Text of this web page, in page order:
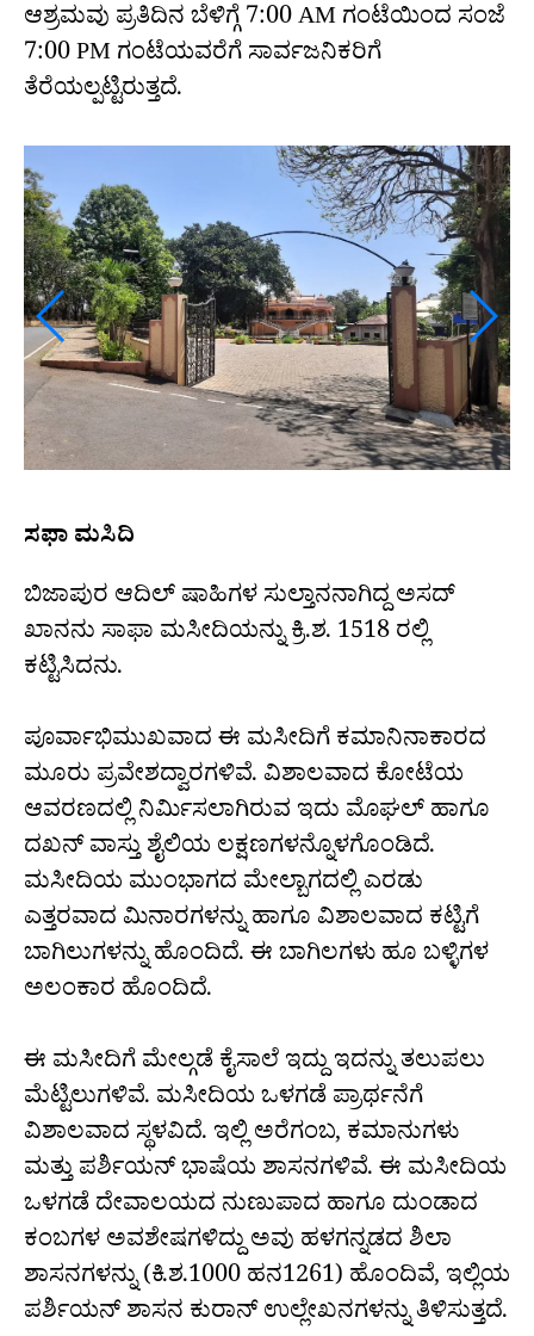
ಆಶ್ರಮವು ಪ್ರತಿದಿನ ಬೆಳಿಗ್ಗೆ 7:00 AM ಗಂಟೆಯಿಂದ ಸಂಜೆ
7:00 PM ಗಂಟೆಯವರೆಗೆ ಸಾರ್ವಜನಿಕರಿಗೆ
ತೆರೆಯಲ್ಪಟ್ಟಿರುತ್ತದೆ.
ಸಫಾ ಮಸಿದಿ
ಬಿಜಾಪುರ ಆದಿಲ್‌ ಷಾಹಿಗಳ ಸುಲ್ತಾನನಾಗಿದ್ದ ಅಸದ್
ಖಾನನು ಸಾಫಾ ಮಸೀದಿಯನ್ನು ಕ್ರಿ.ಶ. 1518 ರಲ್ಲಿ
ಕಟ್ಟಿಸಿದನು.
ಪೂರ್ವಾಭಿಮುಖವಾದ ಈ ಮಸೀದಿಗೆ ಕಮಾನಿನಾಕಾರದ
ಮೂರು ಪ್ರವೇಶದ್ವಾರಗಳಿವೆ. ವಿಶಾಲವಾದ ಕೋಟೆಯ
ಆವರಣದಲ್ಲಿ ನಿರ್ಮಿಸಲಾಗಿರುವ ಇದು ಮೊಘಲ್ ಹಾಗೂ
ದಖನ್ ವಾಸ್ತು ಶೈಲಿಯ ಲಕ್ಷಣಗಳನ್ನೊಳಗೊಂಡಿದೆ.
ಮಸೀದಿಯ ಮುಂಭಾಗದ ಮೇಲ್ಬಾಗದಲ್ಲಿ ಎರಡು
ಎತ್ತರವಾದ ಮಿನಾರಗಳನ್ನು ಹಾಗೂ ವಿಶಾಲವಾದ ಕಟ್ಟಿಗೆ
ಬಾಗಿಲುಗಳನ್ನು ಹೊಂದಿದೆ. ಈ ಬಾಗಿಲಗಳು ಹೂ ಬಳ್ಳಿಗಳ
ಅಲಂಕಾರ ಹೊಂದಿದೆ.
ಈ ಮಸೀದಿಗೆ ಮೇಲ್ಗಡೆ ಕೈಸಾಲೆ ಇದ್ದು ಇದನ್ನು ತಲುಪಲು
ಮೆಟ್ಟಿಲುಗಳಿವೆ. ಮಸೀದಿಯ ಒಳಗಡೆ ಪ್ರಾರ್ಥನೆಗೆ
ವಿಶಾಲವಾದ ಸ್ಥಳವಿದೆ. ಇಲ್ಲಿ ಅರೆಗಂಬ, ಕಮಾನುಗಳು
ಮತ್ತು ಪರ್ಶಿಯನ್ ಭಾಷೆಯ ಶಾಸನಗಳಿವೆ. ಈ ಮಸೀದಿಯ
ಒಳಗಡೆ ದೇವಾಲಯದ ನುಣುಪಾದ ಹಾಗೂ ದುಂಡಾದ
ಕಂಬಗಳ ಅವಶೇಷಗಳಿದ್ದು ಅವು ಹಳಗನ್ನಡದ ಶಿಲಾ
ಶಾಸನಗಳನ್ನು (ಕಿ.ಶ.1000 ಹನ1261) ಹೊಂದಿವೆ, ಇಲ್ಲಿಯ
ಪರ್ಶಿಯನ್ ಶಾಸನ ಕುರಾನ್ ಉಲ್ಲೇಖನಗಳನ್ನು ತಿಳಿಸುತ್ತದೆ.